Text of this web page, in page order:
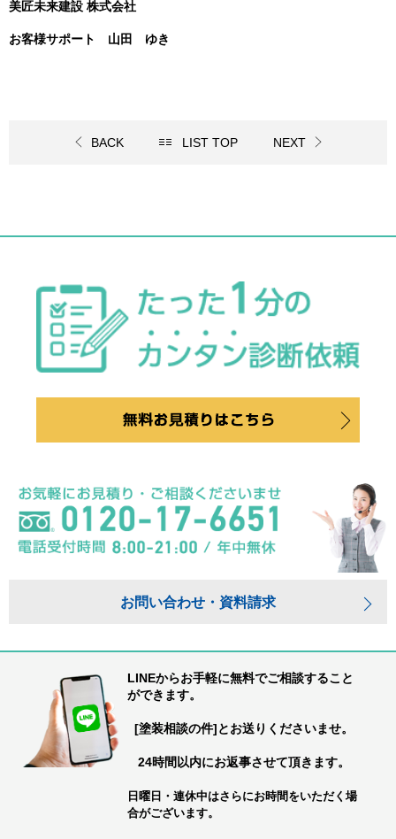
美匠未来建設 株式会社
お客様サポート 山田 ゆき
BACK LIST TOP NEXT
お問い合わせ・資料請求
LINEからお手軽に無料でご相談すること
ができます。
[塗装相談の件]とお送りくださいませ。
24時間以内にお返事させて頂きます。
日曜日・連休中はさらにお時間をいただく場
合がございます。